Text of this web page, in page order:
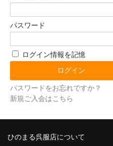
パスワード
ログイン情報を記憶
パスワードをお忘れですか？
新規ご入会はこちら
ひのまる呉服店について